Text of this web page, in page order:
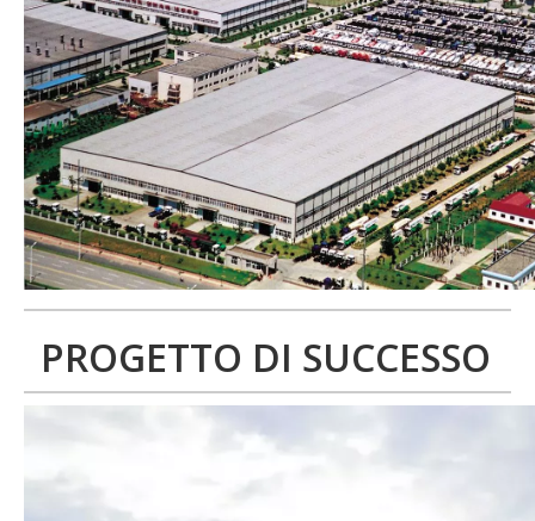
PROGETTO DI SUCCESSO